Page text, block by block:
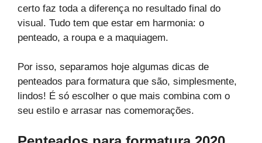
certo faz toda a diferença no resultado final do
visual. Tudo tem que estar em harmonia: o
penteado, a roupa e a maquiagem.
Por isso, separamos hoje algumas dicas de
penteados para formatura que são, simplesmente,
lindos! É só escolher o que mais combina com o
seu estilo e arrasar nas comemorações.